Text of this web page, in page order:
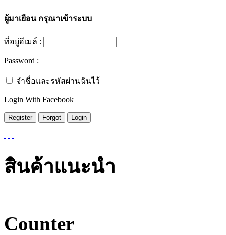
ผู้มาเยือนกรุณาเข้าระบบ
ที่อยู่อีเมล์ :
Password :
จำชื่อและรหัสผ่านฉันไว้
Login With Facebook
สินค้าแนะนำ
Counter